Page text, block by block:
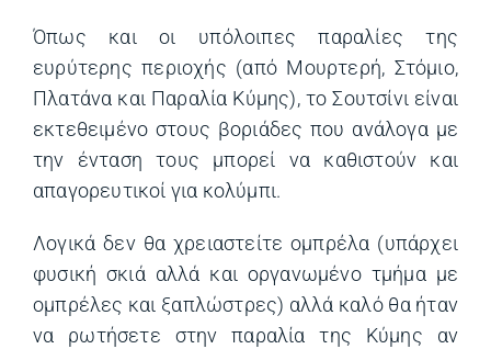
Όπως και οι υπόλοιπες παραλίες της
ευρύτερης περιοχής (από Μουρτερή, Στόμιο,
Πλατάνα και Παραλία Κύμης), το Σουτσίνι είναι
εκτεθειμένο στους βοριάδες που ανάλογα με
την ένταση τους μπορεί να καθιστούν και
απαγορευτικοί για κολύμπι.
Λογικά δεν θα χρειαστείτε ομπρέλα (υπάρχει
φυσική σκιά αλλά και οργανωμένο τμήμα με
ομπρέλες και ξαπλώστρες) αλλά καλό θα ήταν
να ρωτήσετε στην παραλία της Κύμης αν